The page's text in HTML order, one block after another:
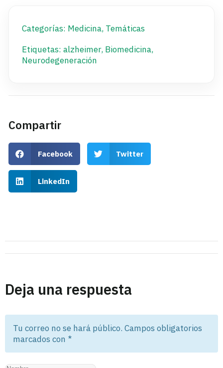
Categorías: Medicina, Temáticas
Etiquetas: alzheimer, Biomedicina,
Neurodegeneración
Compartir
Facebook Twitter
LinkedIn
Deja una respuesta
Tu correo no se hará público. Campos obligatorios
marcados con *